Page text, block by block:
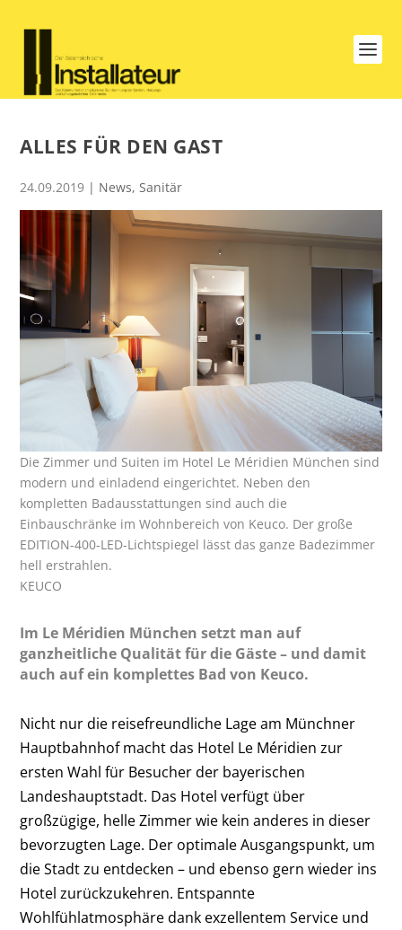
ALLES FÜR DEN GAST
24.09.2019 | News,Sanitär
Die Zimmer und Suiten im Hotel Le Méridien München sind
modern und einladend eingerichtet. Neben den
kompletten Badausstattungen sind auch die
Einbauschränke im Wohnbereich von Keuco. Der große
EDITION-400-LED-Lichtspiegel lässt das ganze Badezimmer
hell erstrahlen.
KEUCO
Im Le Méridien München setzt man auf
ganzheitliche Qualität für die Gäste – und damit
auch auf ein komplettes Bad von Keuco.
Nicht nur die reisefreundliche Lage am Münchner
Hauptbahnhof macht das Hotel Le Méridien zur
ersten Wahl für Besucher der bayerischen
Landeshauptstadt. Das Hotel verfügt über
großzügige, helle Zimmer wie kein anderes in dieser
bevorzugten Lage. Der optimale Ausgangspunkt, um
die Stadt zu entdecken – und ebenso gern wieder ins
Hotel zurückzukehren. Entspannte
Wohlfühlatmosphäre dank exzellentem Service und